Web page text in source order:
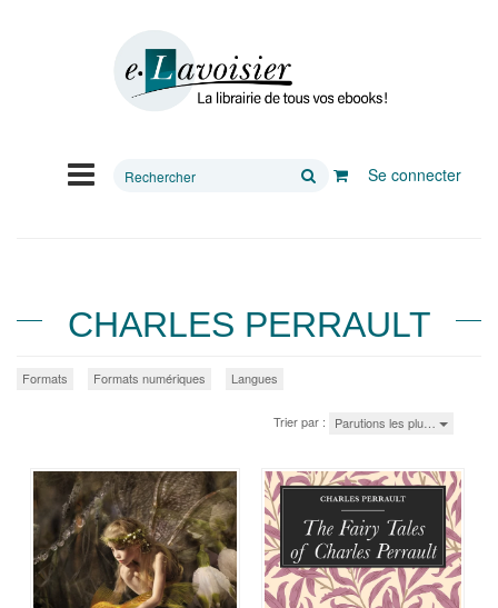
Rechercher
Se connecter
CHARLES PERRAULT
Formats Formats numériques Langues
Trier par : Parutions les plu…